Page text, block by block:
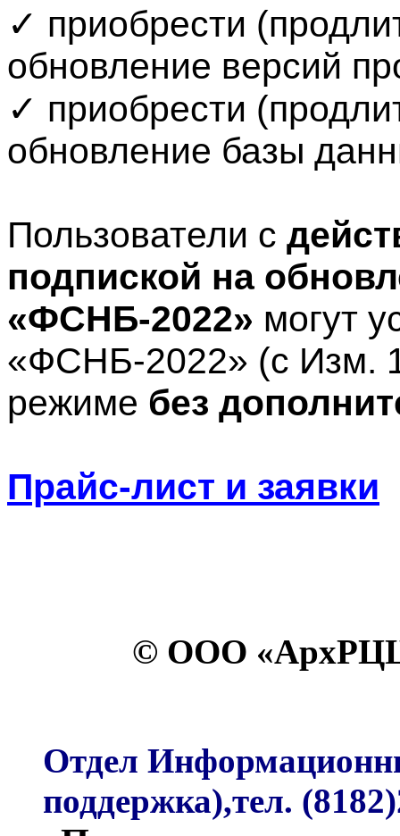
✓ приобрести
обновление версий
✓ приобрести
обновление базы
Пользователи с
подпиской на
«ФСНБ-2022» могут
«ФСНБ-2022» (с Изм.
режиме без
Прайс-лист и заявки
© ООО
Отдел
поддержка),тел.